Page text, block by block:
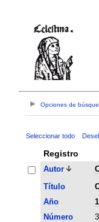
Opciones de
Seleccionar todo
Registro
Autor
Título
Año
Número